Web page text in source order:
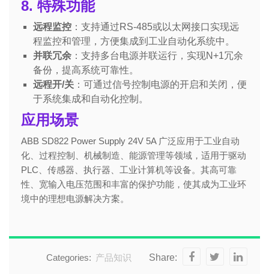
8. 特殊功能
远程监控 ：支持通过RS-485或以太网接口实现远
程监控和管理，方便集成到工业自动化系统中。
并联冗余 ：支持多台电源并联运行，实现N+1冗余
备份，提高系统可靠性。
远程开/关 ：可通过信号控制电源的开启和关闭，便
于系统集成和自动化控制。
应用场景
ABB SD822 Power Supply 24V 5A 广泛应用于工业自动
化、过程控制、机械制造、能源管理等领域，适用于驱动
PLC、传感器、执行器、工业计算机等设备。其高可靠
性、宽输入电压范围和丰富的保护功能，使其成为工业环
境中的理想电源解决方案。
Categories: 产品知识 Share: